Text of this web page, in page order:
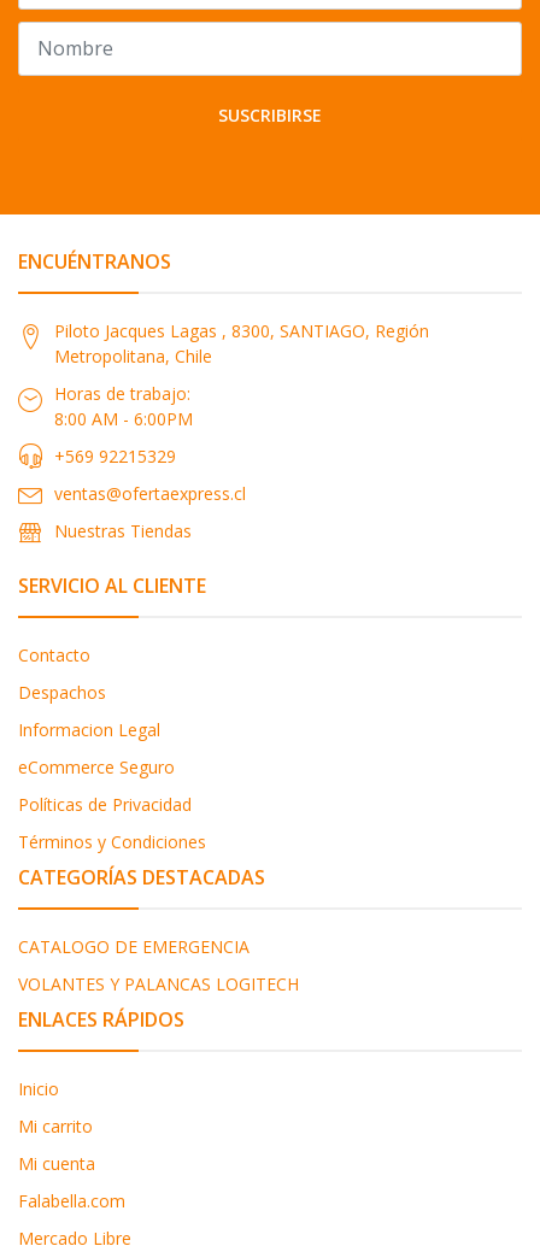
SUSCRIBIRSE
ENCUÉNTRANOS
Piloto Jacques Lagas , 8300, SANTIAGO, Región
Metropolitana, Chile
Horas de trabajo:
8:00 AM - 6:00PM
+569 92215329
ventas@ofertaexpress.cl
Nuestras Tiendas
SERVICIO AL CLIENTE
Contacto
Despachos
Informacion Legal
eCommerce Seguro
Políticas de Privacidad
Términos y Condiciones
CATEGORÍAS DESTACADAS
CATALOGO DE EMERGENCIA
VOLANTES Y PALANCAS LOGITECH
ENLACES RÁPIDOS
Inicio
Mi carrito
Mi cuenta
Falabella.com
Mercado Libre